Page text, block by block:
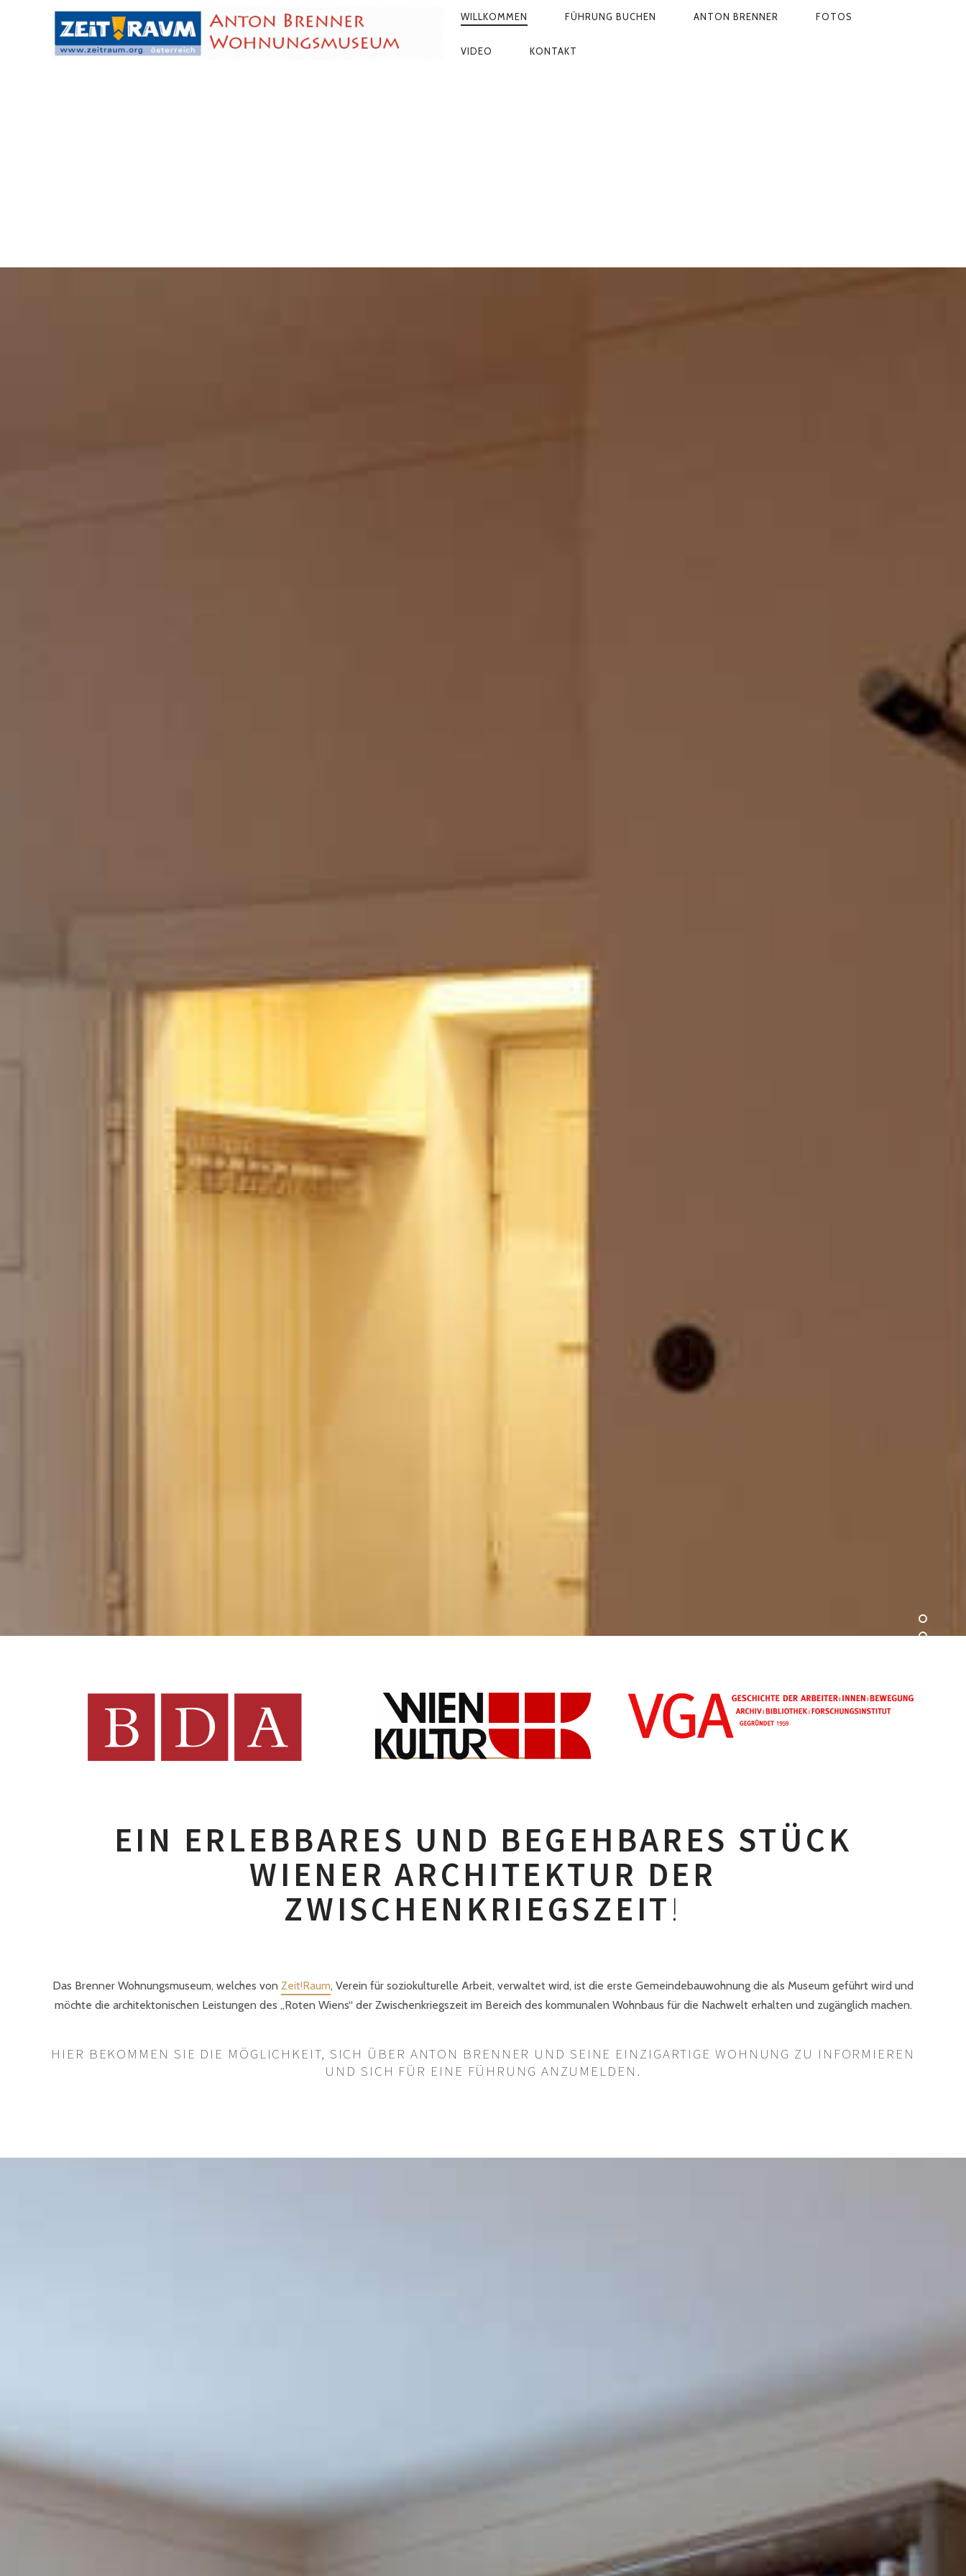
PRIMÄR-
WILLKOMMEN FÜHRUNG BUCHEN ANTON BRENNER FOTOS
VIDEO KONTAKT
EIN ERLEBBARES UND BEGEHBARES STÜCK
WIENER ARCHITEKTUR DER
ZWISCHENKRIEGSZEIT!
Das Brenner Wohnungsmuseum, welches von Zeit!Raum, Verein für soziokulturelle Arbeit, verwaltet wird, ist die erste Gemeindebauwohnung die als Museum geführt wird und
möchte die architektonischen Leistungen des „Roten Wiens“ der Zwischenkriegszeit im Bereich des kommunalen Wohnbaus für die Nachwelt erhalten und zugänglich machen.
HIER BEKOMMEN SIE DIE MÖGLICHKEIT, SICH ÜBER ANTON BRENNER UND SEINE EINZIGARTIGE WOHNUNG ZU INFORMIEREN
UND SICH FÜR EINE FÜHRUNG ANZUMELDEN.